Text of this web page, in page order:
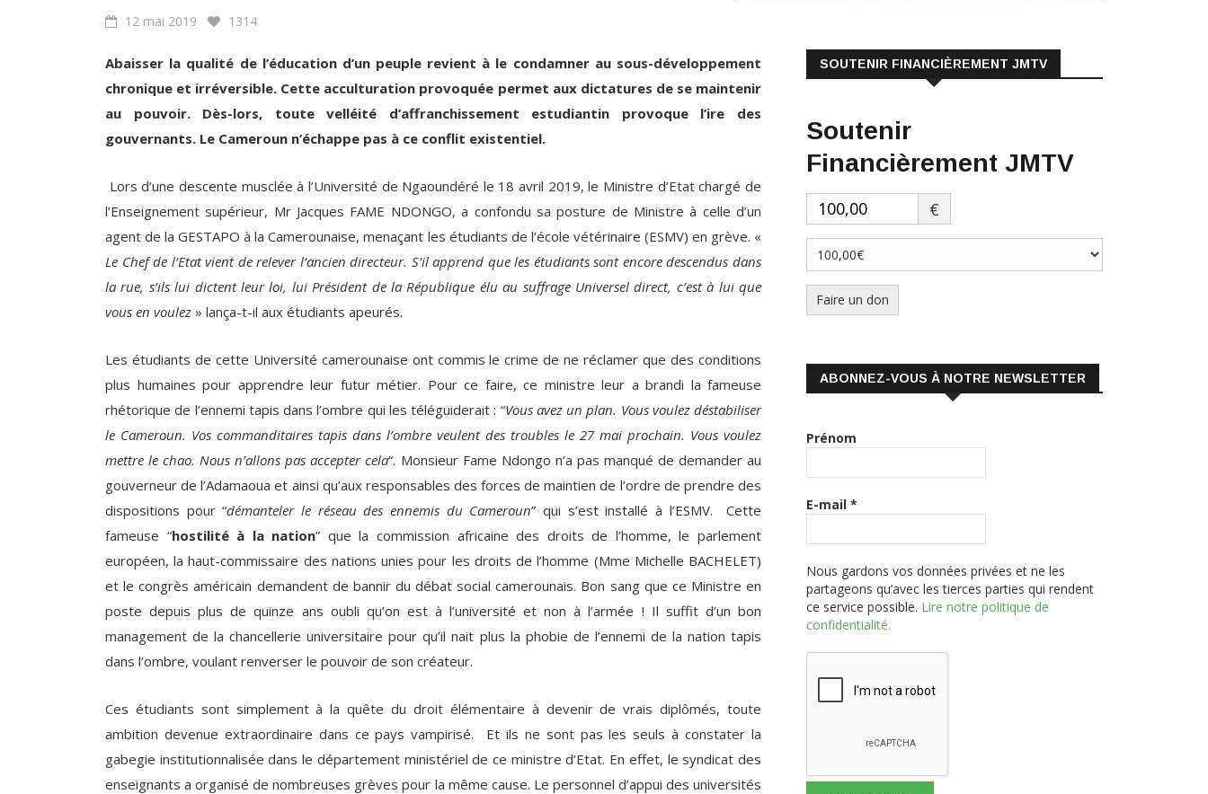
12 mai 2019 1314
Abaisser la qualité de l’éducation d’un peuple revient à le condamner au sous-développement
chronique et irréversible. Cette acculturation provoquée permet aux dictatures de se maintenir
au pouvoir. Dès-lors, toute velléité d’affranchissement estudiantin provoque l’ire des
gouvernants. Le Cameroun n’échappe pas à ce conflit existentiel.
Lors d’une descente musclée à l’Université de Ngaoundéré le 18 avril 2019, le Ministre d’Etat chargé de
l’Enseignement supérieur, Mr Jacques FAME NDONGO, a confondu sa posture de Ministre à celle d’un
agent de la GESTAPO à la Camerounaise, menaçant les étudiants de l’école vétérinaire (ESMV) en grève. «
Le Chef de l’Etat vient de relever l’ancien directeur. S’il apprend que les étudiants sont encore descendus dans
la rue, s’ils lui dictent leur loi, lui Président de la République élu au suffrage Universel direct, c’est à lui que
vous en voulez » lança-t-il aux étudiants apeurés.
Les étudiants de cette Université camerounaise ont commis le crime de ne réclamer que des conditions
plus humaines pour apprendre leur futur métier. Pour ce faire, ce ministre leur a brandi la fameuse
rhétorique de l’ennemi tapis dans l’ombre qui les téléguiderait : “Vous avez un plan. Vous voulez déstabiliser
le Cameroun. Vos commanditaires tapis dans l’ombre veulent des troubles le 27 mai prochain. Vous voulez
mettre le chao. Nous n’allons pas accepter cela“. Monsieur Fame Ndongo n’a pas manqué de demander au
gouverneur de l’Adamaoua et ainsi qu’aux responsables des forces de maintien de l’ordre de prendre des
dispositions pour “démanteler le réseau des ennemis du Cameroun” qui s’est installé à l’ESMV. Cette
fameuse “hostilité à la nation” que la commission africaine des droits de l’homme, le parlement
européen, la haut-commissaire des nations unies pour les droits de l’homme (Mme Michelle BACHELET)
et le congrès américain demandent de bannir du débat social camerounais. Bon sang que ce Ministre en
poste depuis plus de quinze ans oubli qu’on est à l’université et non à l’armée ! Il suffit d’un bon
management de la chancellerie universitaire pour qu’il nait plus la phobie de l’ennemi de la nation tapis
dans l’ombre, voulant renverser le pouvoir de son créateur.
Ces étudiants sont simplement à la quête du droit élémentaire à devenir de vrais diplômés, toute
ambition devenue extraordinaire dans ce pays vampirisé. Et ils ne sont pas les seuls à constater la
gabegie institutionnalisée dans le département ministériel de ce ministre d’Etat. En effet, le syndicat des
enseignants a organisé de nombreuses grèves pour la même cause. Le personnel d’appui des universités
SOUTENIR FINANCIÈREMENT JMTV
Soutenir
Financièrement JMTV
€
Faire un don
ABONNEZ-VOUS À NOTRE NEWSLETTER
Prénom
E-mail *
Nous gardons vos données privées et ne les
partageons qu’avec les tierces parties qui rendent
ce service possible. Lire notre politique de
confidentialité.